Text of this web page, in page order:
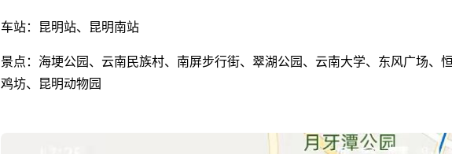
车站：昆明站、昆明南站
景点：海埂公园、云南民族村、南屏步行街、翠湖公园、云南大学、东风广场、
鸡坊、昆明动物园